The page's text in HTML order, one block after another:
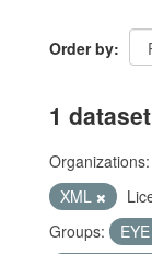
Order by
1
Organizations:
XML
Groups: